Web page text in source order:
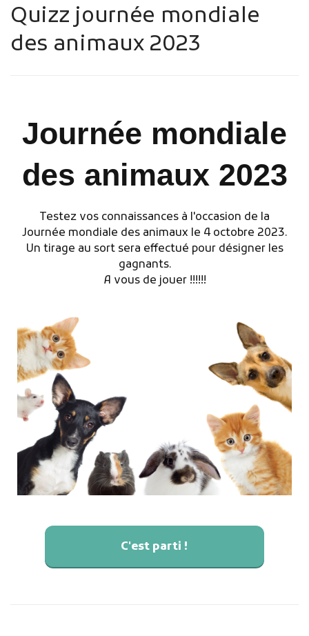
Marchés publics
Plans d'accès
Quizz journée mondiale
des animaux 2023
Journée mondiale
des animaux 2023
Testez vos connaissances à l'occasion de la
Journée mondiale des animaux le 4 octobre 2023.
Un tirage au sort sera effectué pour désigner les
gagnants.
A vous de jouer !!!!!!
C'est parti !